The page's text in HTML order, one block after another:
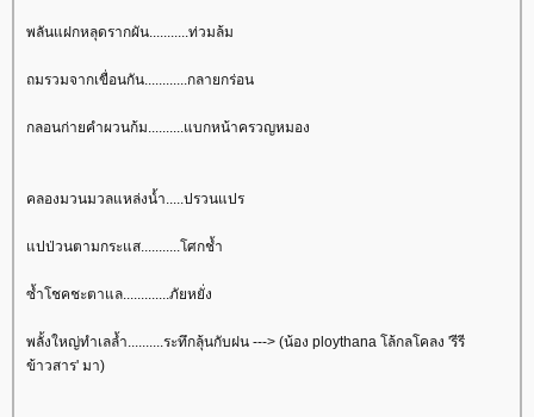
พลันแฝกหลุดรากผัน...........ท่วมล้ม
ถมรวมจากเขื่อนกัน............กลายกร่อน
กลอนก่ายคำผวนก้ม..........แบกหน้าครวญหมอง
คลองมวนมวลแหล่งน้ำ.....ปรวนแปร
ปป่วนตามกระแส...........โศกช้ำ
ซ้ำโชคชะตาแล.............ภัยหยั่ง
พลั้งใหญ่ทำเลล้ำ..........ระทึกลุ้นกับฝน ---> (น้อง ploythana โล้กลโคลง 'รีรี
ข้าวสาร' มา)